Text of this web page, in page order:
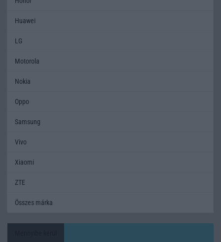
Huawei
LG
Motorola
Nokia
Oppo
Samsung
Vivo
Xiaomi
ZTE
Összes márka